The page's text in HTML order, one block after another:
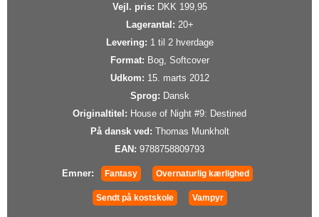
Vejl. pris: DKK 199,95
Lagerantal: 20+
Levering: 1 til 2 hverdage
Format: Bog, Softcover
Udkom: 15. marts 2012
Sprog: Dansk
Originaltitel: House of Night #9: Destined
På dansk ved: Thomas Munkholt
EAN: 9788758809793
Emner: Fantasy Overnaturlig kærlighed
Sendt på kostskole Vampyr